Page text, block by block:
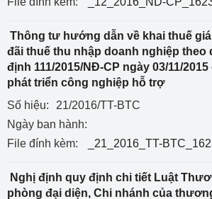
Thông tư hướng dẫn về khai thuế
đãi thuế thu nhập doanh nghiệp theo
định 111/2015/NĐ-CP ngày 03/11/
phát triển công nghiệp hỗ trợ
Số hiệu:
21/2016/TT-BTC
Ngày ban hành:
File đính kèm:
_21_2016_TT-
Nghị định quy định chi tiết Luật
phòng đại diện, Chi nhánh của